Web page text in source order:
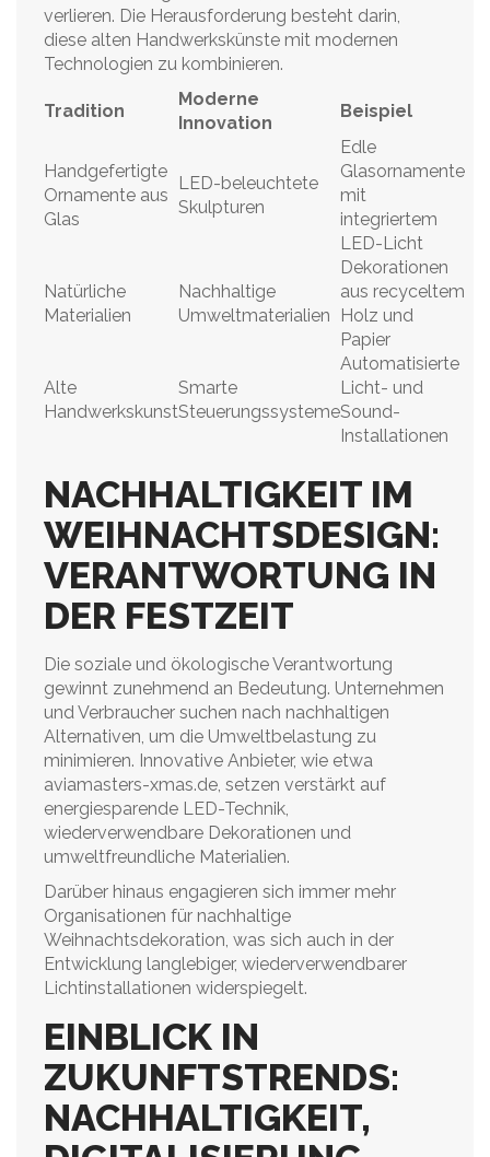
verlieren. Die Herausforderung besteht darin,
diese alten Handwerkskünste mit modernen
Technologien zu kombinieren.
Tradition
Moderne
Innovation
Beispiel
Handgefertigte
Ornamente aus
Glas
LED-beleuchtete
Skulpturen
Edle
Glasornamente
mit
integriertem
LED-Licht
Natürliche
Materialien
Nachhaltige
Umweltmaterialien
Dekorationen
aus recyceltem
Holz und
Papier
Alte
Handwerkskunst
Smarte
Steuerungssysteme
Automatisierte
Licht- und
Sound-
Installationen
NACHHALTIGKEIT IM
WEIHNACHTSDESIGN:
VERANTWORTUNG IN
DER FESTZEIT
Die soziale und ökologische Verantwortung
gewinnt zunehmend an Bedeutung. Unternehmen
und Verbraucher suchen nach nachhaltigen
Alternativen, um die Umweltbelastung zu
minimieren. Innovative Anbieter, wie etwa
aviamasters-xmas.de, setzen verstärkt auf
energiesparende LED-Technik,
wiederverwendbare Dekorationen und
umweltfreundliche Materialien.
Darüber hinaus engagieren sich immer mehr
Organisationen für nachhaltige
Weihnachtsdekoration, was sich auch in der
Entwicklung langlebiger, wiederverwendbarer
Lichtinstallationen widerspiegelt.
EINBLICK IN
ZUKUNFTSTRENDS:
NACHHALTIGKEIT,